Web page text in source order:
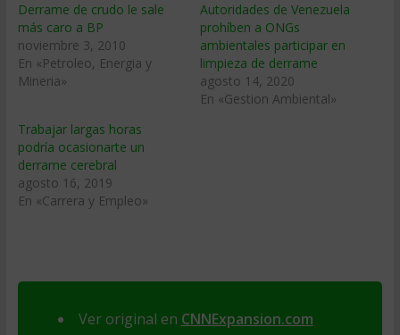
Derrame de crudo le sale
más caro a BP
noviembre 3, 2010
En «Petroleo, Energia y
Mineria»
Autoridades de Venezuela
prohíben a ONGs
ambientales participar en
limpieza de derrame
agosto 14, 2020
En «Gestion Ambiental»
Trabajar largas horas
podría ocasionarte un
derrame cerebral
agosto 16, 2019
En «Carrera y Empleo»
Ver original en CNNExpansion.com